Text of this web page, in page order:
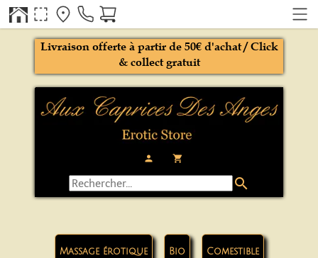
person local_grocery_store
Livraison offerte à partir de 50€ d'achat / Click
& collect gratuit
search
Massage érotique Bio Comestible